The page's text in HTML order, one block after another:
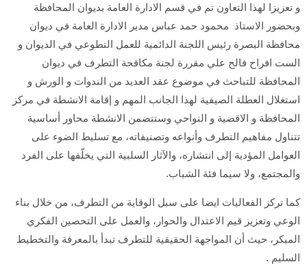
و تعزيزا لهذا التعاون تم في قسم الادارة العامة بديوان المحافظة
وبحضور الاستاذ محمود حمد عباس مدير الادارة العامة في ديوان
محافظة البصرة رئيس اللجنة الدائمية للعمل التطوعي في الديوان و
الست افراح فالح علي مقررة لجنة مكافحة التطرف في ديوان
المحافظة للتباحث في موضوع عقد العديد من الندوات و الورش و
استغلال العطلة الصيفية لهذا الجانب المهم و إقامة الانشطة في مركز
المحافظة و الاقضية و النواحي وستتضمن الانشطة محاور أساسية
تتناول مفاهيم التطرف وأنواعه وتصنيفاته، مع تسليط الضوء على
العوامل المؤدية إلى انتشاره، والآثار السلبية التي يخلّفها على الفرد
والمجتمع، ولا سيما فئة الشباب.
كما تركز الفعاليات ايضا على سبل الوقاية من التطرف، من خلال بناء
الوعي وتعزيز قيم الاعتدال والحوار، والعمل على التحصين الفكري
المبكر، حيث أن المواجهة الحقيقية للتطرف تبدأ بالمعرفة والتخطيط
السليم .